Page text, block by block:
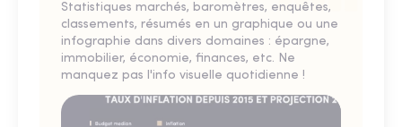
Statistiques marchés, baromètres, enquêtes,
classements, résumés en un graphique ou une
infographie dans divers domaines : épargne,
immobilier, économie, finances, etc. Ne
manquez pas l'info visuelle quotidienne !